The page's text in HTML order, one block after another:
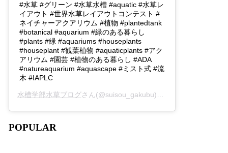
#水草 #グリーン #水草水槽 #aquatic #水草レ
イアウト #世界水草レイアウトコンテスト #
ネイチャーアクアリウム #植物 #plantedtank
#botanical #aquarium #緑のある暮らし
#plants #緑 #aquariums #houseplants
#houseplant #観葉植物 #aquaticplants #アク
アリウム #園芸 #植物のある暮らし #ADA
#natureaquarium #aquascape #ミスト式 #流
木 #IAPLC
水槽学部水草ブログさん(@suisou_gakubu)がシェアした投稿 -
POPULAR